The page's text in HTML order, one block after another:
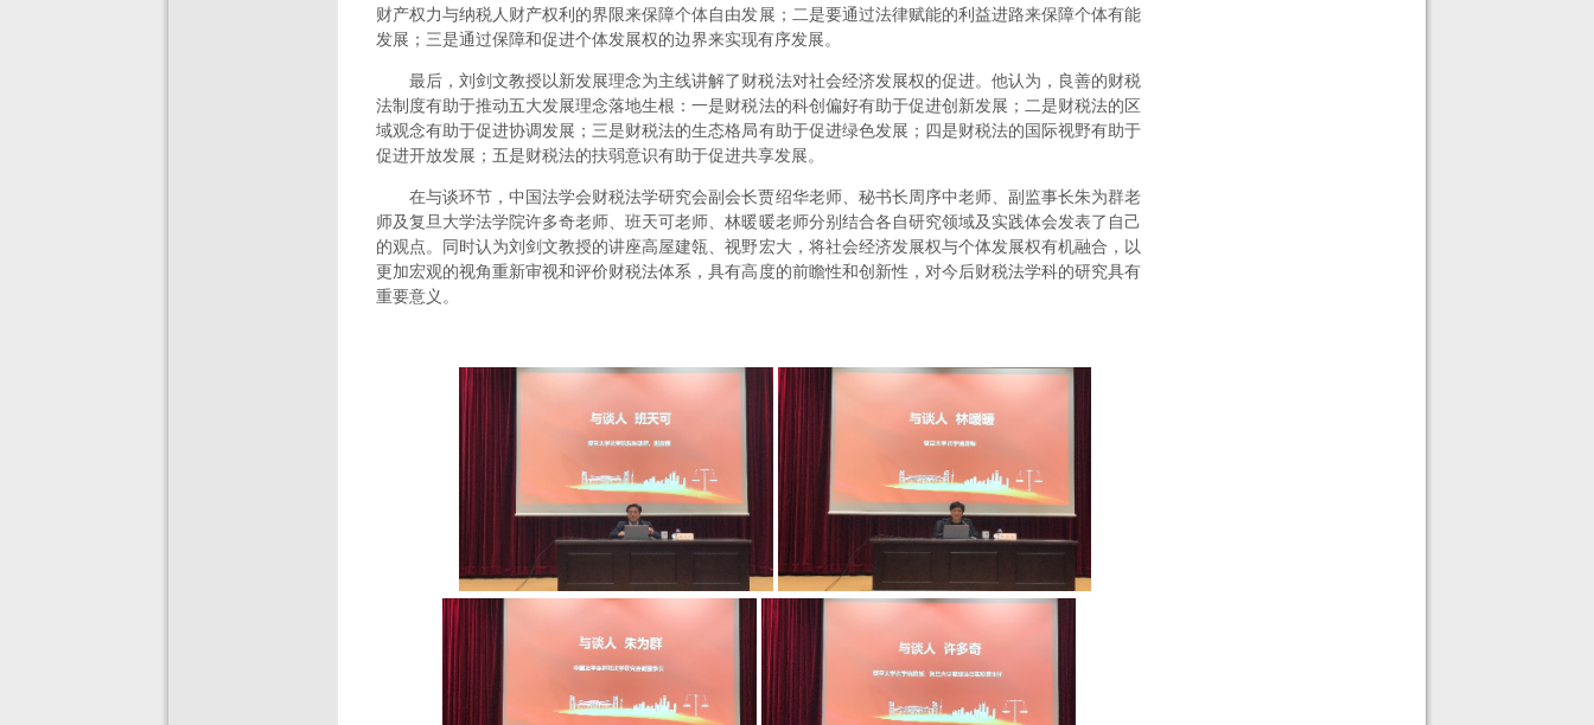
财产权力与纳税人财产权利的界限来保障个体自由发展；二是要通过法律赋能的利益进路来保障个体有能
发展；三是通过保障和促进个体发展权的边界来实现有序发展。
最后，刘剑文教授以新发展理念为主线讲解了财税法对社会经济发展权的促进。他认为，良善的财税
法制度有助于推动五大发展理念落地生根：一是财税法的科创偏好有助于促进创新发展；二是财税法的区
域观念有助于促进协调发展；三是财税法的生态格局有助于促进绿色发展；四是财税法的国际视野有助于
促进开放发展；五是财税法的扶弱意识有助于促进共享发展。
在与谈环节，中国法学会财税法学研究会副会长贾绍华老师、秘书长周序中老师、副监事长朱为群老
师及复旦大学法学院许多奇老师、班天可老师、林暖暖老师分别结合各自研究领域及实践体会发表了自己
的观点。同时认为刘剑文教授的讲座高屋建瓴、视野宏大，将社会经济发展权与个体发展权有机融合，以
更加宏观的视角重新审视和评价财税法体系，具有高度的前瞻性和创新性，对今后财税法学科的研究具有
重要意义。